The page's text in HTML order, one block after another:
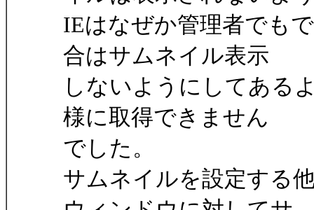
IEはなぜか管理者でも
合はサムネイル表示
しないようにしてある
様に取得できません
でした。
サムネイルを設定する